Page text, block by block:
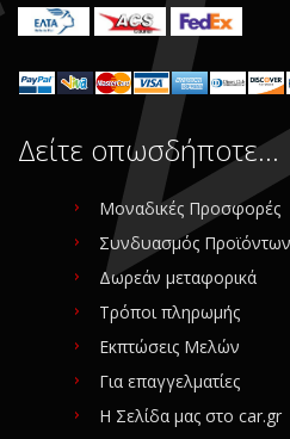
Δείτε οπωσδήποτε…
Μοναδικές Προσφορές
Συνδυασμός Προϊόντων
Δωρεάν μεταφορικά
Τρόποι πληρωμής
Εκπτώσεις Μελών
Για επαγγελματίες
Η Σελίδα μας στο car.gr